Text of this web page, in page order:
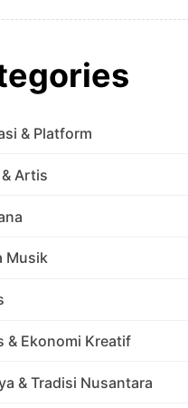
& Platform
Artis
Musik
& Ekonomi Kreatif
& Tradisi Nusantara